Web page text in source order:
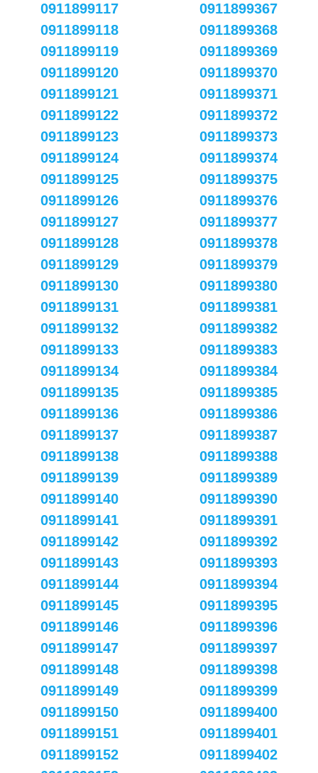
0911899117
0911899118
0911899119
0911899120
0911899121
0911899122
0911899123
0911899124
0911899125
0911899126
0911899127
0911899128
0911899129
0911899130
0911899131
0911899132
0911899133
0911899134
0911899135
0911899136
0911899137
0911899138
0911899139
0911899140
0911899141
0911899142
0911899143
0911899144
0911899145
0911899146
0911899147
0911899148
0911899149
0911899150
0911899151
0911899152
0911899367
0911899368
0911899369
0911899370
0911899371
0911899372
0911899373
0911899374
0911899375
0911899376
0911899377
0911899378
0911899379
0911899380
0911899381
0911899382
0911899383
0911899384
0911899385
0911899386
0911899387
0911899388
0911899389
0911899390
0911899391
0911899392
0911899393
0911899394
0911899395
0911899396
0911899397
0911899398
0911899399
0911899400
0911899401
0911899402